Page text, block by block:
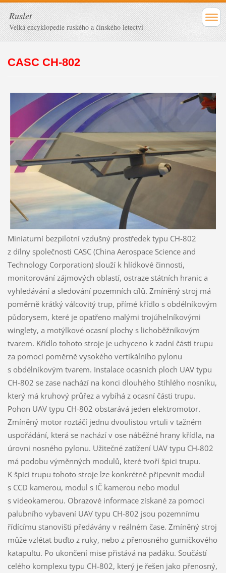
Ruslet
Velká encyklopedie ruského a čínského letectví
CASC CH-802
Miniaturní bezpilotní vzdušný prostředek typu CH-802
z dílny společnosti CASC (China Aerospace Science and
Technology Corporation) slouží k hlídkové činnosti,
monitorování zájmových oblastí, ostraze státních hranic a
vyhledávání a sledování pozemních cílů. Zmíněný stroj má
poměrně krátký válcovitý trup, přímé křídlo s obdélníkovým
půdorysem, které je opatřeno malými trojúhelníkovými
winglety, a motýlkové ocasní plochy s lichoběžníkovým
tvarem. Křídlo tohoto stroje je uchyceno k zadní části trupu
za pomoci poměrně vysokého vertikálního pylonu
s obdélníkovým tvarem. Instalace ocasních ploch UAV typu
CH-802 se zase nachází na konci dlouhého štíhlého nosníku,
který má kruhový průřez a vybíhá z ocasní části trupu.
Pohon UAV typu CH-802 obstarává jeden elektromotor.
Zmíněný motor roztáčí jednu dvoulistou vrtuli v tažném
uspořádání, která se nachází v ose náběžné hrany křídla, na
úrovni nosného pylonu. Užitečné zatížení UAV typu CH-802
má podobu výměnných modulů, které tvoří špici trupu.
K špici trupu tohoto stroje lze konkrétně připevnit modul
s CCD kamerou, modul s IČ kamerou nebo modul
s videokamerou. Obrazové informace získané za pomoci
palubního vybavení UAV typu CH-802 jsou pozemnímu
řídícímu stanovišti předávány v reálném čase. Zmíněný stroj
může vzlétat buďto z ruky, nebo z přenosného gumičkového
katapultu. Po ukončení mise přistává na padáku. Součástí
celého komplexu typu CH-802, který je řešen jako přenosný,